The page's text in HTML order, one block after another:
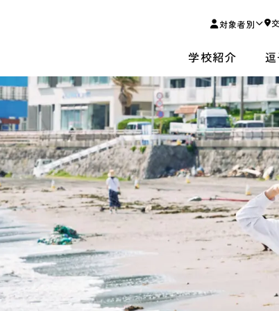
学校紹介
対象者別